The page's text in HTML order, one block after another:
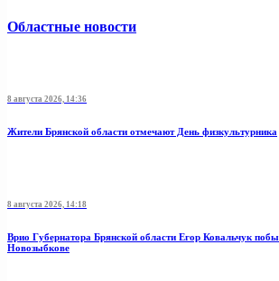
Областные новости
8 августа 2026, 14:36
Жители Брянской области отмечают День физкультурника
8 августа 2026, 14:18
Врио Губернатора Брянской области Егор Ковальчук
Новозыбкове